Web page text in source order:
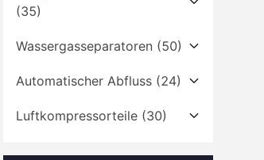
(35)
Wassergasseparatoren (50)
Automatischer Abfluss (24)
Luftkompressorteile (30)